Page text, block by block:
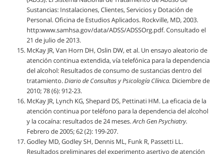
Sustancias: Instalaciones, Clientes, Servicios y Dotación de
Personal. Oficina de Estudios Aplicados. Rockville, MD, 2003.
http:www.samhsa.gov/data/ADSS/ADSSOrg.pdf. Consultado el
21 de julio de 2013.
McKay JR, Van Horn DH, Oslin DW, et al. Un ensayo aleatorio de
atención continua extendida, vía telefónica para la dependencia
del alcohol: Resultados de consumo de sustancias dentro del
tratamiento.Diario de Consultas y Psicología Clínica. Diciembre de
2010; 78 (6): 912-23.
McKay JR, Lynch KG, Shepard DS, Pettinati HM. La eficacia de la
atención continua por teléfono para la dependencia del alcohol
y la cocaína: resultados de 24 meses.Arch Gen Psychiatry.
Febrero de 2005; 62 (2): 199-207.
Godley MD, Godley SH, Dennis ML, Funk R, Passetti LL.
Resultados preliminares del experimento asertivo de atención